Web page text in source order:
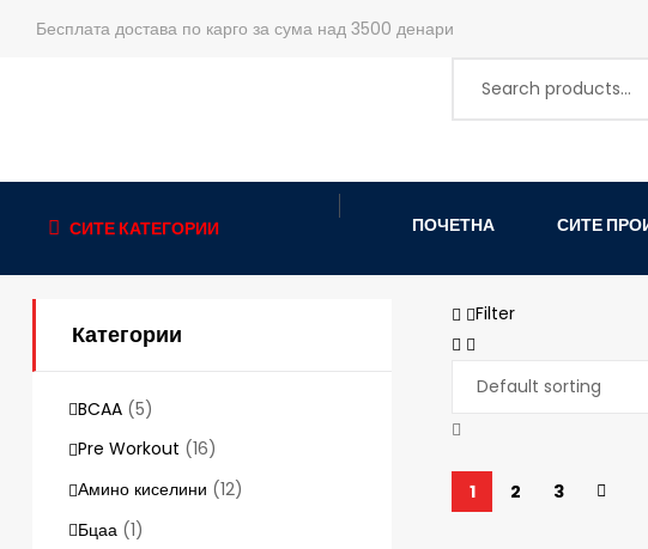
Бесплата достава по карго за сума над 3500 денари
СИТЕ КАТЕГОРИИ ПОЧЕТНА СИТЕ
Filter
1 2 3
Категории
BCAA (5)
Pre Workout (16)
Амино киселини (12)
Бцаа (1)